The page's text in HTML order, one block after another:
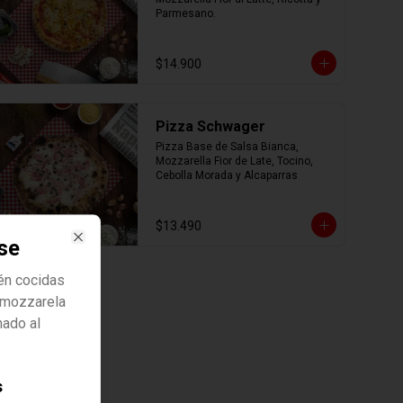
Parmesano.
$14.900
Pizza Schwager
Pizza Base de Salsa Bianca,
Mozzarella Fior de Late, Tocino,
Cebolla Morada y Alcaparras
$13.490
cocidas
al